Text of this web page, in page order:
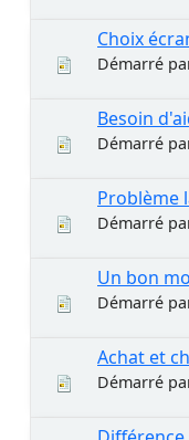
Choix
Démarré
Besoin
Démarré
Problème
Démarré
Un bon
Démarré
Achat et
Démarré